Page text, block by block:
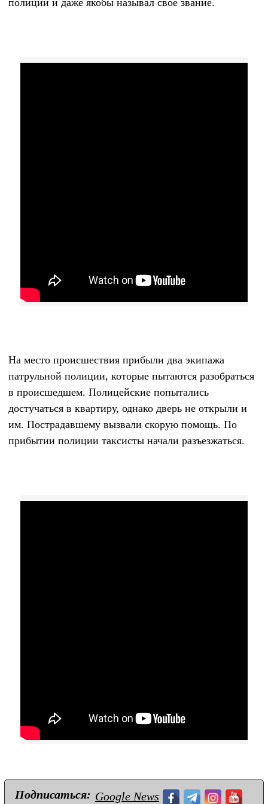
На место происшествия прибыли два экипажа
патрульной полиции, которые пытаются разобраться
в происшедшем. Полицейские попытались
достучаться в квартиру, однако дверь не открыли и
им. Пострадавшему вызвали скорую помощь. По
прибытии полиции таксисты начали разъезжаться.
Подписаться: Google News